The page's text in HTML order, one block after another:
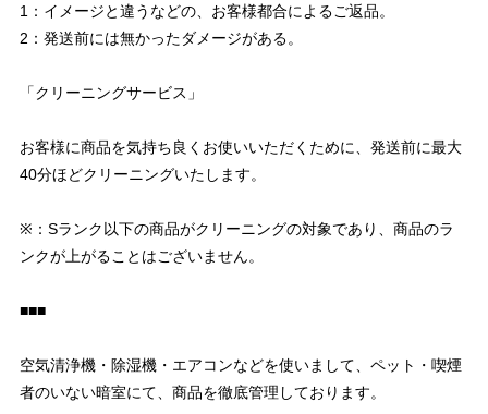
1：イメージと違うなどの、お客様都合によるご返品。
2：発送前には無かったダメージがある。
「クリーニングサービス」
お客様に商品を気持ち良くお使いいただくために、発送前に最大
40分ほどクリーニングいたします。
※：Sランク以下の商品がクリーニングの対象であり、商品のラ
ンクが上がることはございません。
■■■
空気清浄機・除湿機・エアコンなどを使いまして、ペット・喫煙
者のいない暗室にて、商品を徹底管理しております。